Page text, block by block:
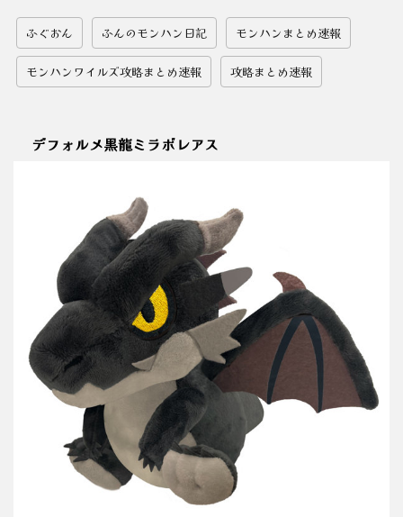
ふぐおん ふんのモンハン日記 モンハンまとめ速報
モンハンワイルズ攻略まとめ速報 攻略まとめ速報
デフォルメ黒龍ミラボレアス